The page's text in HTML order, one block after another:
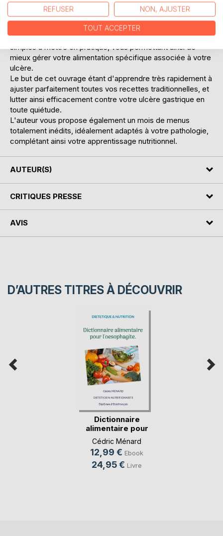
d'ulcère gastrique, et il offre aux détenteurs de l'ouvrage
du même auteur : " Quelle alimentation pour l'ulcère
gastrique ? " un ouvrage totalement complémentaire.
De nombreuses recettes vont sont proposées, toutes très
simples à mettre en pratique, vous permettant ainsi de
mieux gérer votre alimentation spécifique associée à votre
ulcère.
Le but de cet ouvrage étant d'apprendre très rapidement à
ajuster parfaitement toutes vos recettes traditionnelles, et
lutter ainsi efficacement contre votre ulcère gastrique en
toute quiétude.
L'auteur vous propose également un mois de menus
totalement inédits, idéalement adaptés à votre pathologie,
complétant ainsi votre apprentissage nutritionnel.
AUTEUR(S)
CRITIQUES PRESSE
AVIS
D’AUTRES TITRES À DÉCOUVRIR
Dictionnaire
alimentaire pour
l'oe(...)
Cédric Ménard
12,99 € Ebook
24,95 € Livre
REFUSER NON, AJUSTER
TOUT ACCEPTER